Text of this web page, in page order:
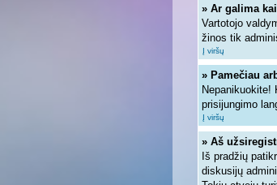
» Ar galima
Vartotojo
žinos tik
Į viršų
» Pamečiau
Nepanikuokite!
prisijungimo
Į viršų
» Aš
Iš pradžių
diskusijų